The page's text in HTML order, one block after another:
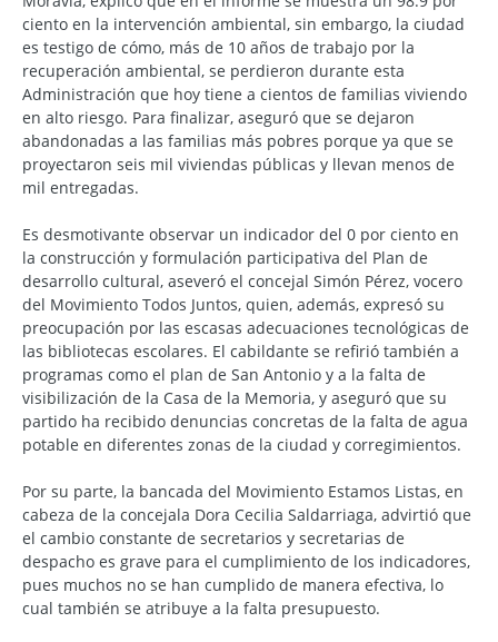
ciento en la intervención ambiental, sin embargo, la ciudad
es testigo de cómo, más de 10 años de trabajo por la
recuperación ambiental, se perdieron durante esta
Administración que hoy tiene a cientos de familias viviendo
en alto riesgo. Para finalizar, aseguró que se dejaron
abandonadas a las familias más pobres porque ya que se
proyectaron seis mil viviendas públicas y llevan menos de
mil entregadas.
Es desmotivante observar un indicador del 0 por ciento en
la construcción y formulación participativa del Plan de
desarrollo cultural, aseveró el concejal Simón Pérez, vocero
del Movimiento Todos Juntos, quien, además, expresó su
preocupación por las escasas adecuaciones tecnológicas de
las bibliotecas escolares. El cabildante se refirió también a
programas como el plan de San Antonio y a la falta de
visibilización de la Casa de la Memoria, y aseguró que su
partido ha recibido denuncias concretas de la falta de agua
potable en diferentes zonas de la ciudad y corregimientos.
Por su parte, la bancada del Movimiento Estamos Listas, en
cabeza de la concejala Dora Cecilia Saldarriaga, advirtió que
el cambio constante de secretarios y secretarias de
despacho es grave para el cumplimiento de los indicadores,
pues muchos no se han cumplido de manera efectiva, lo
cual también se atribuye a la falta presupuesto.